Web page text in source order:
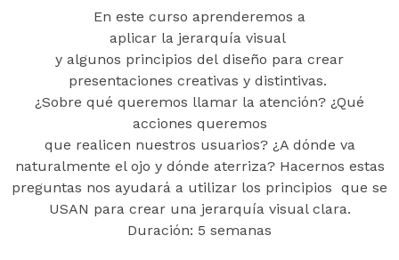
En este curso aprenderemos a
aplicar la jerarquía visual
y algunos principios del diseño para crear
presentaciones creativas y distintivas.
¿Sobre qué queremos llamar la atención? ¿Qué
acciones queremos
que realicen nuestros usuarios? ¿A dónde va
naturalmente el ojo y dónde aterriza? Hacernos estas
preguntas nos ayudará a utilizar los principios que se
USAN para crear una jerarquía visual clara.
Duración: 5 semanas